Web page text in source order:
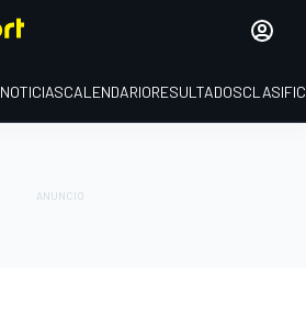
NOTICIASCALENDARIORESULTADOS